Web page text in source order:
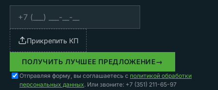
Прикрепить КП
ПОЛУЧИТЬ ЛУЧШЕЕ ПРЕДЛОЖЕНИЕ→
Отправляя форму, вы соглашаетесь с политикой обработки
персональных данных. Или звоните: +7 (351) 211-65-97